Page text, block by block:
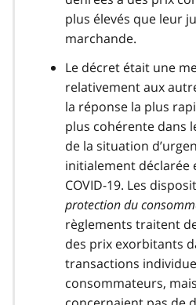
plus élevés que leur
marchande.
Le décret était une
relativement aux
la réponse la plus
plus cohérente dans
de la situation
initialement déclarée
COVID-19covid
19
. Les
protection du
règlements traitent
des prix exorbitants
transactions
consommateurs,